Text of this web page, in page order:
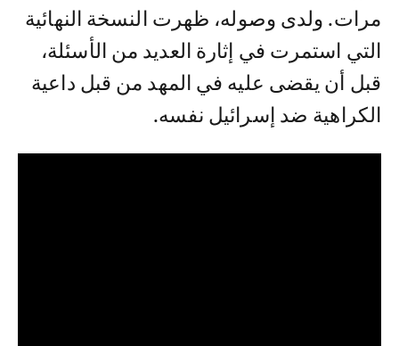
مرات. ولدى وصوله، ظهرت النسخة النهائية
التي استمرت في إثارة العديد من الأسئلة،
قبل أن يقضى عليه في المهد من قبل داعية
الكراهية ضد إسرائيل نفسه.